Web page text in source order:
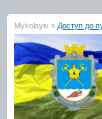
Mykolayiv » Доступ до